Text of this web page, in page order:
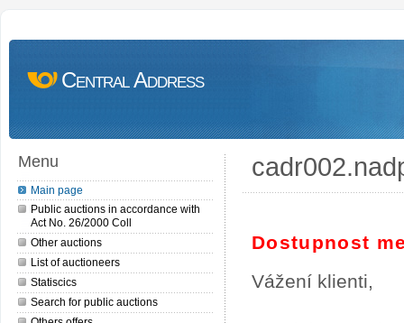
Central Address
Menu
Main page
Public auctions in accordance with
Act No. 26/2000 Coll
Other auctions
List of auctioneers
Statiscics
Search for public auctions
Dostupnost
Vážení klienti,